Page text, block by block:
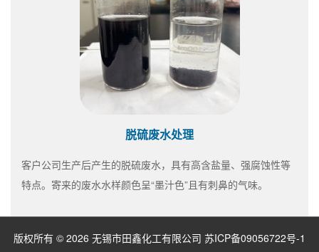
脱硫废水处理
客户公司生产后产生的脱硫废水，具有高含盐量、强腐蚀性等
特点。寄来的废水水样颜色呈“墨汁色”且有刺鼻的气味。
版权所有 © 2026 无锡市田鑫化工有限公司 苏ICP备09056722号-1